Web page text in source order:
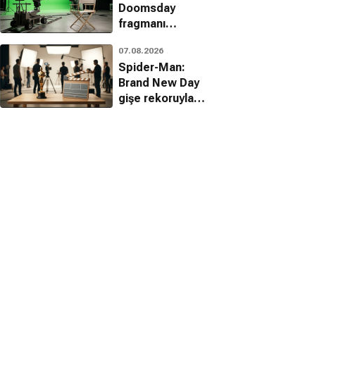
Doomsday
fragmanı
böldü
07.08.2026
Spider-Man:
Brand New Day
gişe rekoruyla